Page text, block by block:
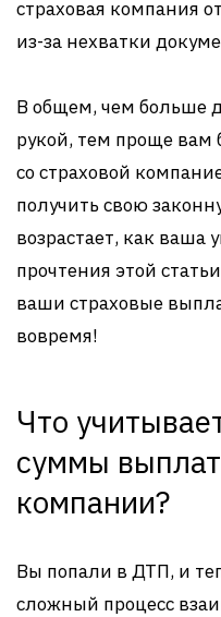
страховая компания
из-за нехватки
В общем, чем больше
рукой, тем проще вам
со страховой
получить свою
возрастает, как ваша
прочтения этой
ваши страховые
вовремя!
Что
суммы
компании?
Вы попали в ДТП, и
сложный процесс